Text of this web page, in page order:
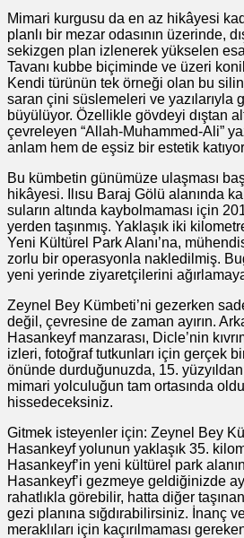
Mimari kurgusu da en az hikâyesi
planlı bir mezar odasının üzerinde,
sekizgen plan izlenerek yükselen
Tavanı kubbe biçiminde ve üzeri
Kendi türünün tek örneği olan bu
saran çini süslemeleri ve yazılarıyla
büyülüyor. Özellikle gövdeyi dıştan
çevreleyen “Allah-Muhammed-Ali”
anlam hem de eşsiz bir estetik
Bu kümbetin günümüze ulaşması
hikâyesi. Ilısu Baraj Gölü alanında
suların altında kaybolmaması için
yerden taşınmış. Yaklaşık iki
Yeni Kültürel Park Alanı’na,
zorlu bir operasyonla nakledilmiş.
yeni yerinde ziyaretçilerini
Zeynel Bey Kümbeti’ni gezerken
değil, çevresine de zaman ayırın.
Hasankeyf manzarası, Dicle’nin
izleri, fotoğraf tutkunları için gerçek
önünde durduğunuzda, 15.
mimari yolculuğun tam ortasında
hissedeceksiniz.
Gitmek isteyenler için: Zeynel Bey
Hasankeyf yolunun yaklaşık 35.
Hasankeyf’in yeni kültürel park
Hasankeyf’i gezmeye geldiğinizde
rahatlıkla görebilir, hatta diğer
gezi planına sığdırabilirsiniz. İnanç
meraklıları için kaçırılmaması